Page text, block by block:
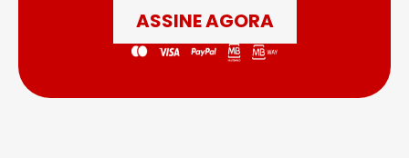
ASSINE AGORA